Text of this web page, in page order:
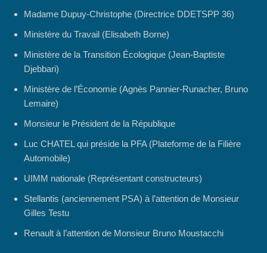
Madame Dupuy-Christophe (Directrice DDETSPP 36)
Ministère du Travail (Elisabeth Borne)
Ministère de la Transition Écologique (Jean-Baptiste
Djebbari)
Ministère de l’Économie (Agnès Pannier-Runacher, Bruno
Lemaire)
Monsieur le Président de la République
Luc CHATEL qui préside la PFA (Plateforme de la Filière
Automobile)
UIMM nationale (Représentant constructeurs)
Stellantis (anciennement PSA) à l’attention de Monsieur
Gilles Testu
Renault à l’attention de Monsieur Bruno Moustacchi